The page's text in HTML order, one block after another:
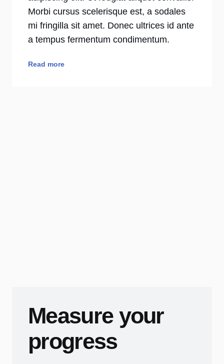
Morbi cursus scelerisque est, a sodales
mi fringilla sit amet. Donec ultrices id ante
a tempus fermentum condimentum.
Read more
Measure your
progress